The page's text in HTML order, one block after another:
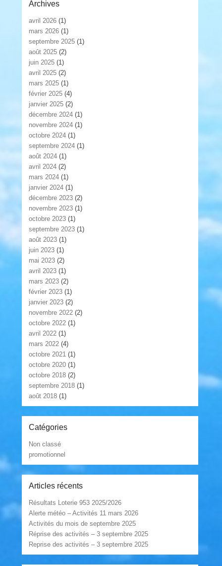
Archives
avril 2026 (1)
mars 2026 (1)
septembre 2025 (1)
août 2025 (2)
juin 2025 (1)
avril 2025 (2)
mars 2025 (1)
février 2025 (4)
janvier 2025 (2)
décembre 2024 (1)
novembre 2024 (1)
octobre 2024 (1)
septembre 2024 (1)
août 2024 (1)
avril 2024 (2)
mars 2024 (1)
janvier 2024 (1)
décembre 2023 (2)
novembre 2023 (1)
octobre 2023 (1)
septembre 2023 (1)
août 2023 (1)
juin 2023 (1)
mai 2023 (2)
avril 2023 (1)
mars 2023 (2)
février 2023 (1)
janvier 2023 (2)
novembre 2022 (2)
octobre 2022 (1)
avril 2022 (1)
mars 2022 (4)
octobre 2021 (1)
octobre 2020 (1)
octobre 2018 (2)
septembre 2018 (1)
août 2018 (1)
Catégories
Non classé
promotionnel
Articles récents
Résultats Loterie 953 2025/2026
Alerte météo – Activités 11 mars 2026
Activités du mois de septembre 2025
Réprise des activités – 3 septembre 2025
Reprise des activités – 3 septembre 2025